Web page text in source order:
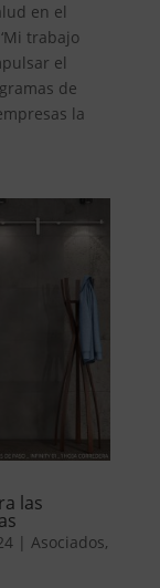
en el
trabajo
el
de
la
las
| Asociados,